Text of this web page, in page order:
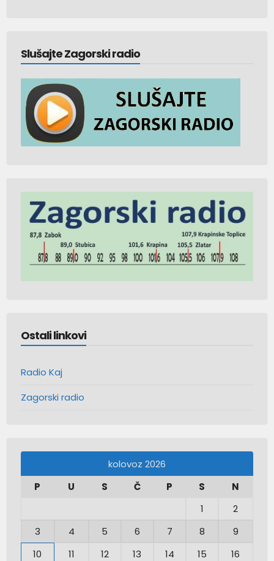
Slušajte Zagorski radio
Ostali linkovi
Radio Kaj
Zagorski radio
kolovoz 2026
P
U S Č P S
N
1
2
3
4 5 6 7 8
9
10
11 12 13 14 15 16